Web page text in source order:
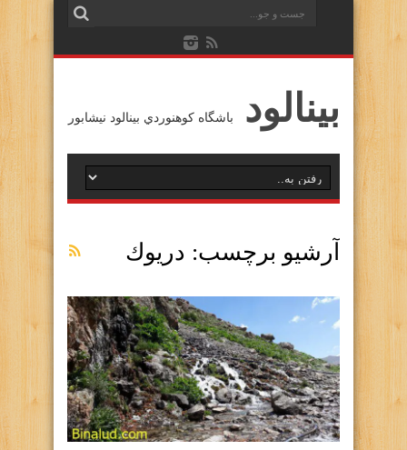
بينالود باشگاه كوهنوردي بينالود نيشابور
آرشیو برچسب: دريوك